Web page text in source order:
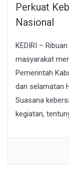
Perkuat
Nasional
KEDIRI –
masyarakat
Pemerintah
dan selamatan
Suasana
kegiatan,